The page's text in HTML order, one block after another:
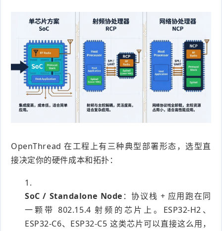
OpenThread 在工程上有三种典型部署形态，选型直
接决定你的硬件成本和拓扑：
SoC / Standalone Node ：协议栈 + 应用跑在同
一颗带 802.15.4 射频的芯片上。ESP32-H2、
ESP32-C6、ESP32-C5 这类芯片可以直接这么用，